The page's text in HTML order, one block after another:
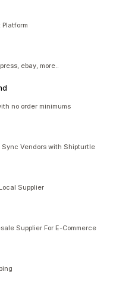
ebay, more..
no order minimums
Vendors with Shipturtle
Supplier
Supplier For E-Commerce